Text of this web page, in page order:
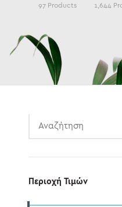
97 Products 1,644
Περιοχή Τιμών